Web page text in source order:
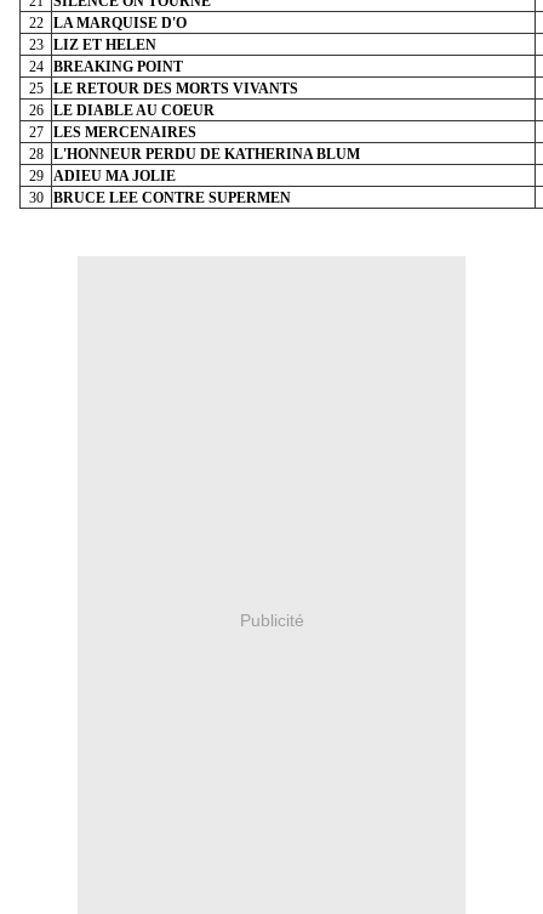
22
LA MARQUISE D'O
23
LIZ ET HELEN
24
BREAKING POINT
25
LE RETOUR DES MORTS VIVANTS
26
LE DIABLE AU COEUR
27
LES MERCENAIRES
28
L'HONNEUR PERDU DE KATHERINA BLUM
29
ADIEU MA JOLIE
30
BRUCE LEE CONTRE SUPERMEN
Publicité